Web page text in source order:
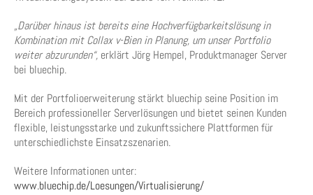
„Darüber hinaus ist bereits eine Hochverfügbarkeitslösung in
Kombination mit Collax v-Bien in Planung, um unser Portfolio
weiter abzurunden“, erklärt Jörg Hempel, Produktmanager Server
bei bluechip.
Mit der Portfolioerweiterung stärkt bluechip seine Position im
Bereich professioneller Serverlösungen und bietet seinen Kunden
flexible, leistungsstarke und zukunftssichere Plattformen für
unterschiedlichste Einsatzszenarien.
Weitere Informationen unter:
www.bluechip.de/Loesungen/Virtualisierung/